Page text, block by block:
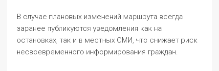
В случае плановых изменений маршрута всегда
заранее публикуются уведомления как на
остановках, так и в местных СМИ, что снижает риск
несвоевременного информирования граждан.